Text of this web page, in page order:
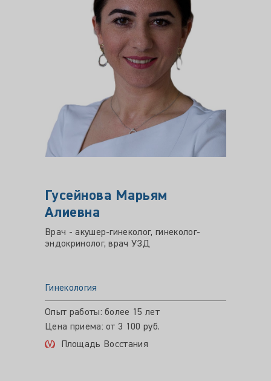
Гусейнова Марьям
Алиевна
Врач - акушер-гинеколог, гинеколог-
эндокринолог, врач УЗД
Гинекология
Опыт работы: более 15 лет
Цена приема: от 3 100 руб.
Площадь Восстания